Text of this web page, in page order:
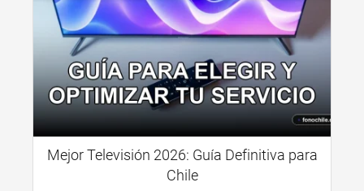
Mejor Televisión 2026: Guía Definitiva para
Chile